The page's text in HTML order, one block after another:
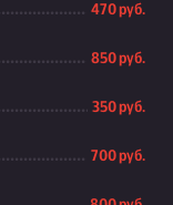
470 руб.
850 руб.
350 руб.
700 руб.